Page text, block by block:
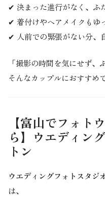
✔ 決まった進行がなく、ふ
✔ 着付けやヘアメイクもゆ
✔ 人前での緊張がない分、
「撮影の時間を気にせず、
そんなカップルにおすすめ
【富山でフォト
ら】ウエディン
トン
ウエディングフォトスタジ
は、